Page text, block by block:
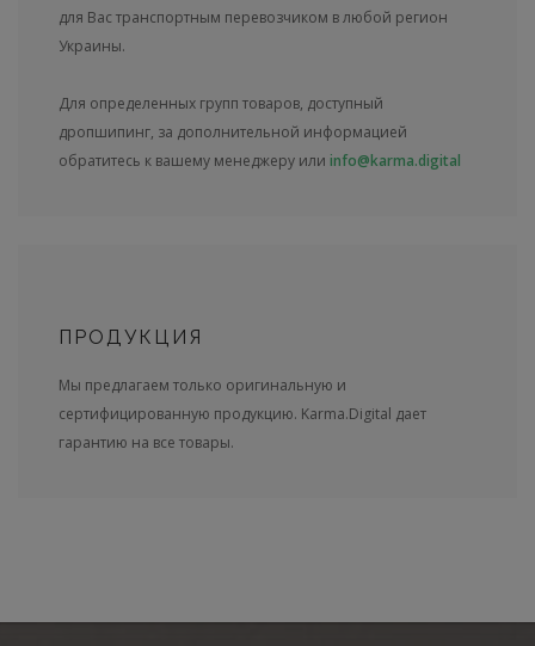
для Вас транспортным перевозчиком в любой регион
Украины.
Для определенных групп товаров, доступный
дропшипинг, за дополнительной информацией
обратитесь к вашему менеджеру или info@karma.digital
ПРОДУКЦИЯ
Мы предлагаем только оригинальную и
сертифицированную продукцию. Karma.Digital дает
гарантию на все товары.